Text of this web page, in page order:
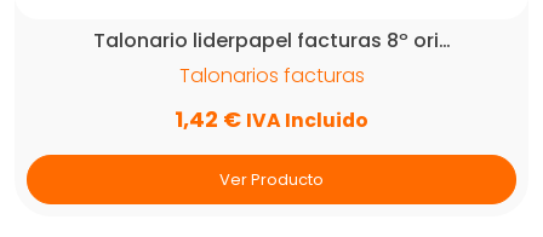
Talonario liderpapel facturas 8º ori…
Talonarios facturas
1,42 € IVA Incluido
Ver Producto